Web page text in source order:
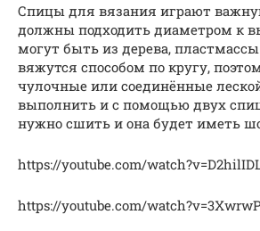
Спицы для вязания играют
должны подходить диаметром к
могут быть из дерева,
вяжутся способом по кругу,
чулочные или соединённые
выполнить и с помощью двух
нужно сшить и она будет иметь
https://youtube.com/
https://youtube.com/